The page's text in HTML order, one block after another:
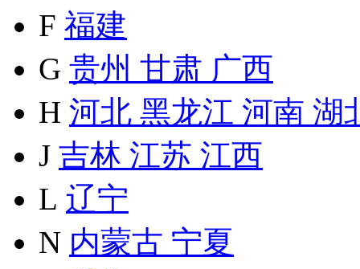
F 福建
G 贵州 甘肃 广西
H 河北 黑龙江 河南 湖
J 吉林 江苏 江西
L 辽宁
N 内蒙古 宁夏